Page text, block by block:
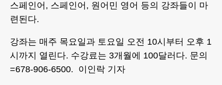
스페인어, 스페인어, 원어민 영어 등의 강좌들이 마
련된다.
강좌는 매주 목요일과 토요일 오전 10시부터 오후 1
시까지 열린다. 수강료는 3개월에 100달러다. 문의
=678-906-6500. 이인락 기자